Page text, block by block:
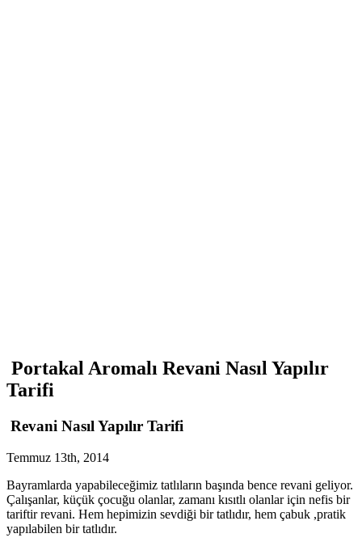
Portakal Aromalı Revani Nasıl Yapılır
Tarifi
Revani Nasıl Yapılır Tarifi
Temmuz 13th, 2014
Bayramlarda yapabileceğimiz tatlıların başında bence revani geliyor.
Çalışanlar, küçük çocuğu olanlar, zamanı kısıtlı olanlar için nefis bir
tariftir revani. Hem hepimizin sevdiği bir tatlıdır, hem çabuk ,pratik
yapılabilen bir tatlıdır.